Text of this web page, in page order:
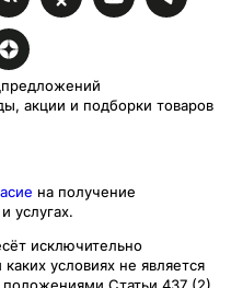
акции и подборки товаров
на получение
услугах.
исключительно
каких условиях не является